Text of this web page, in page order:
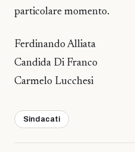
particolare momento.
Ferdinando Alliata
Candida Di Franco
Carmelo Lucchesi
Sindacati